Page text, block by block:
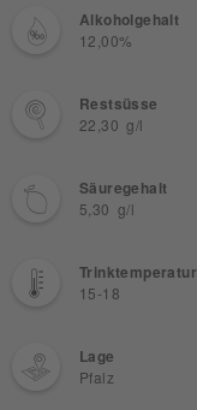
Alkoholgehalt
12,00%
Restsüsse
22,30 g/l
Säuregehalt
5,30 g/l
Trinktemperatur
15-18
Lage
Pfalz